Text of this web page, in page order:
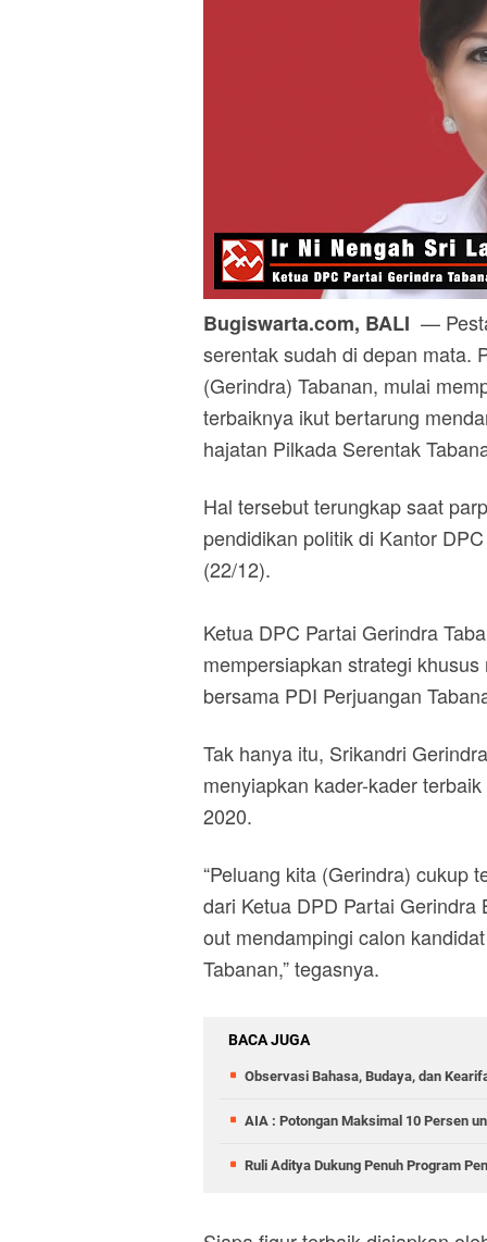
Bugiswarta.com, BALI —
serentak sudah di depan mata.
(Gerindra) Tabanan, mulai
terbaiknya ikut bertarung
hajatan Pilkada Serentak
Hal tersebut terungkap saat
pendidikan politik di Kantor
(22/12).
Ketua DPC Partai Gerindra
mempersiapkan strategi
bersama PDI Perjuangan
Tak hanya itu, Srikandri
menyiapkan kader-kader
2020.
“Peluang kita (Gerindra) cukup
dari Ketua DPD Partai
out mendampingi calon
Tabanan,” tegasnya.
BACA JUGA
Observasi Bahasa, Budaya, dan
AIA : Potongan Maksimal 10 Persen
Ruli Aditya Dukung Penuh Program